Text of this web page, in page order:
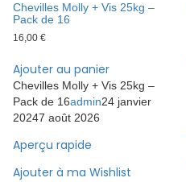
Chevilles Molly + Vis 25kg –
Pack de 16
16,00 €
Ajouter au panier
Chevilles Molly + Vis 25kg –
Pack de 16admin24 janvier
20247 août 2026
Aperçu rapide
Ajouter à ma Wishlist